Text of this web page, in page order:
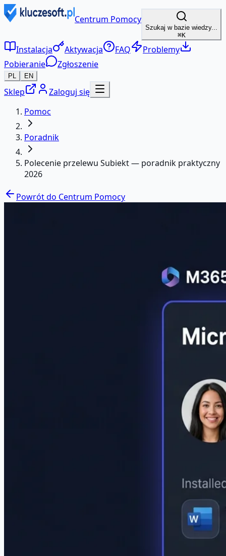
Centrum Pomocy
Szukaj w bazie wiedzy...
⌘K
Instalacja Aktywacja FAQ
Problemy
Pobieranie
Zgłoszenie
PL EN
Sklep
Zaloguj się
Pomoc
Poradnik
Polecenie przelewu Subiekt — poradnik praktyczny
2026
Powrót do Centrum Pomocy